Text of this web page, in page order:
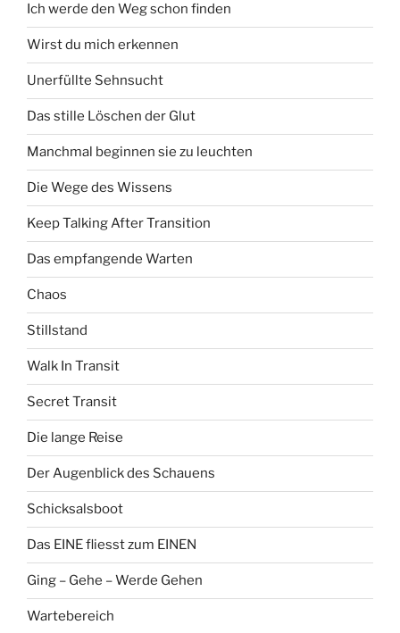
Ich werde den Weg schon finden
Wirst du mich erkennen
Unerfüllte Sehnsucht
Das stille Löschen der Glut
Manchmal beginnen sie zu leuchten
Die Wege des Wissens
Keep Talking After Transition
Das empfangende Warten
Chaos
Stillstand
Walk In Transit
Secret Transit
Die lange Reise
Der Augenblick des Schauens
Schicksalsboot
Das EINE fliesst zum EINEN
Ging – Gehe – Werde Gehen
Wartebereich